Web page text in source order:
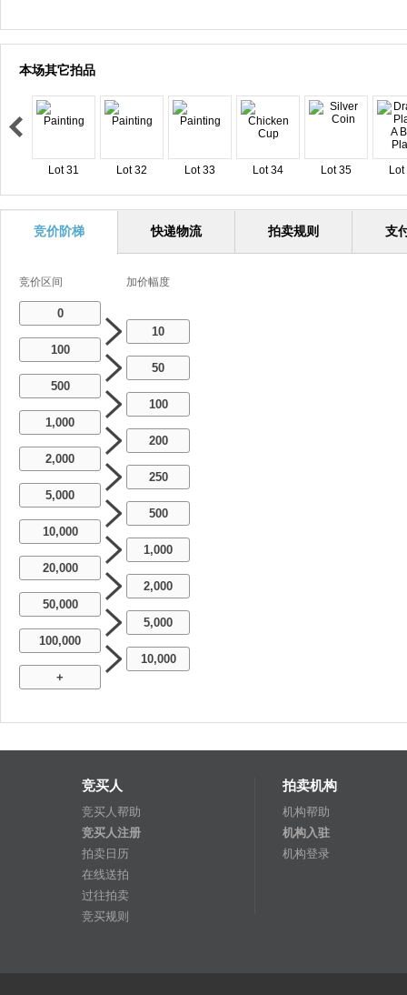
本场其它拍品
Lot 31 Lot 32 Lot 33 Lot 34 Lot 35
竞价阶梯 快递物流 拍卖规则 支
竞价区间 加价幅度
0
10
100
50
500
100
1,000
200
2,000
250
5,000
500
10,000
1,000
20,000
2,000
50,000
5,000
100,000
10,000
+
竞买人
竞买人帮助
竞买人注册
拍卖日历
在线送拍
过往拍卖
竞买规则
拍卖机构
机构帮助
机构入驻
机构登录